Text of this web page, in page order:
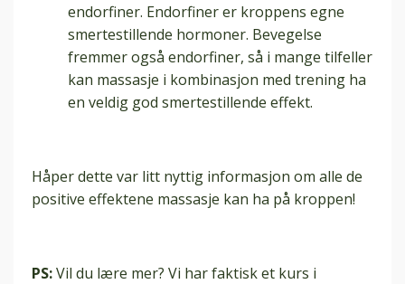
endorfiner. Endorfiner er kroppens egne
smertestillende hormoner. Bevegelse
fremmer også endorfiner, så i mange tilfeller
kan massasje i kombinasjon med trening ha
en veldig god smertestillende effekt.
Håper dette var litt nyttig informasjon om alle de
positive effektene massasje kan ha på kroppen!
PS:Vil du lære mer? Vi har faktisk et kurs i